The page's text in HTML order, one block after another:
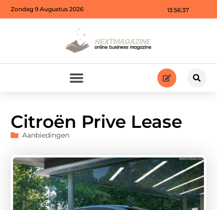
13:56:39
Zondag 9 Augustus 2026
Citroën Prive Lease
Aanbiedingen